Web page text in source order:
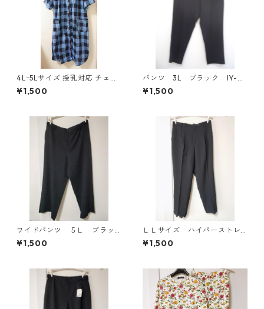
4Lｰ5Lサイズ 授乳対応 チェッ
ク柄 半袖ルームウェア マタニ
ティ ブルー系/グレー ◆KIY-1
¥1,500
パンツ 3L ブラック IY-45
25
¥1,500
ワイドパンツ ５Ｌ ブラッ
ク KAE-4725
¥1,500
ＬＬサイズ ハイパーストレ
ッチ センタープレスパン
ツ ブラック KAE-4704
¥1,500